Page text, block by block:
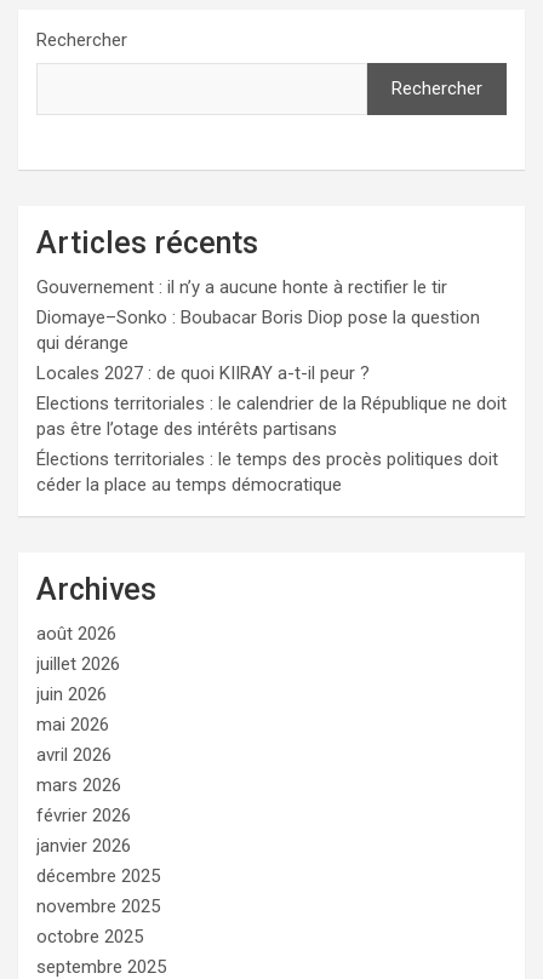
Rechercher
Rechercher
Articles récents
Gouvernement : il n’y a aucune honte à rectifier le tir
Diomaye–Sonko : Boubacar Boris Diop pose la question
qui dérange
Locales 2027 : de quoi KIIRAY a-t-il peur ?
Elections territoriales : le calendrier de la République ne doit
pas être l’otage des intérêts partisans
Élections territoriales : le temps des procès politiques doit
céder la place au temps démocratique
Archives
août 2026
juillet 2026
juin 2026
mai 2026
avril 2026
mars 2026
février 2026
janvier 2026
décembre 2025
novembre 2025
octobre 2025
septembre 2025